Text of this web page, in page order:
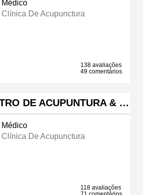
Médico
Clínica De Acupunctura
138 avaliações
49 comentários
DE ACUPUNTURA & …
Médico
Clínica De Acupunctura
118 avaliações